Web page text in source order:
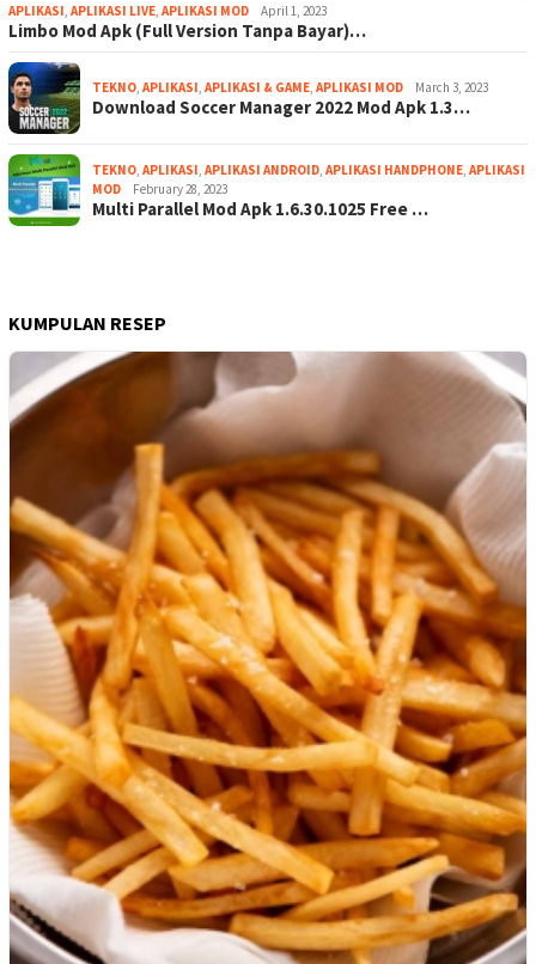
APLIKASI, APLIKASI LIVE, APLIKASI MOD April 1, 2023
Limbo Mod Apk (Full Version Tanpa Bayar)…
TEKNO, APLIKASI, APLIKASI & GAME, APLIKASI MOD March 3, 2023
Download Soccer Manager 2022 Mod Apk 1.3…
TEKNO, APLIKASI, APLIKASI ANDROID, APLIKASI HANDPHONE, APLIKASI
MOD
February 28, 2023
Multi Parallel Mod Apk 1.6.30.1025 Free …
KUMPULAN RESEP